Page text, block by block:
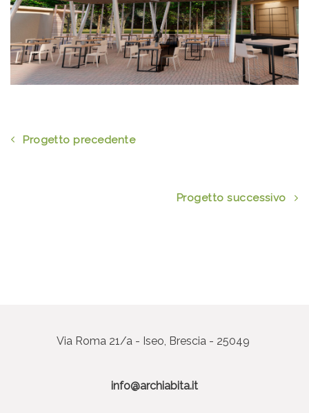
Progetto precedente
Progetto successivo
Via Roma 21/a - Iseo, Brescia - 25049
info@archiabita.it